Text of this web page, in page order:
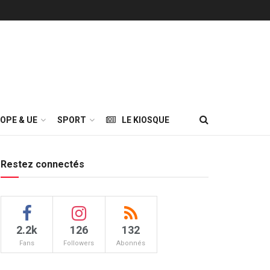
& UE SPORT LE KIOSQUE
Restez connectés
2.2k
Fans
126
Followers
132
Abonnés